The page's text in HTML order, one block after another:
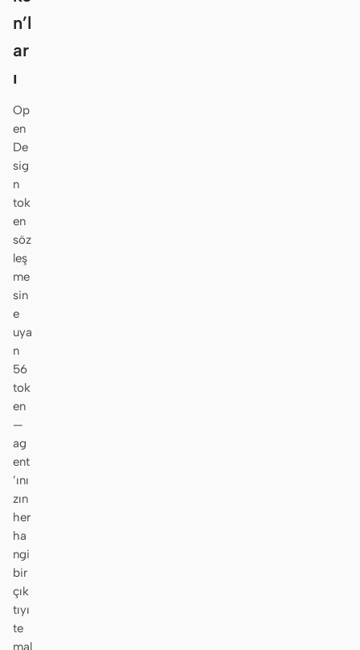
n’l
ar
ı
Op
en
De
sig
n
tok
en
söz
leş
me
sin
e
uya
n
56
tok
en
—
ag
ent
’ını
zın
her
ha
ngi
bir
çık
tıyı
te
mal